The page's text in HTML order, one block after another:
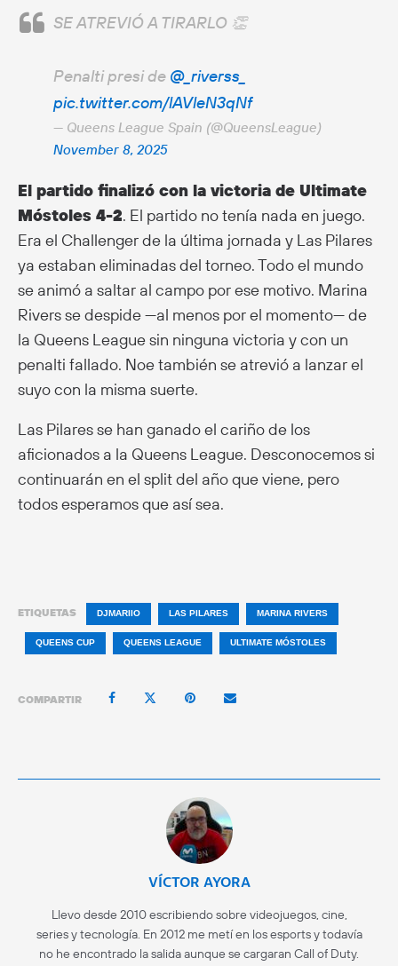
SE ATREVIÓ A TIRARLO 👏
Penalti presi de @_riverss_
pic.twitter.com/lAVleN3qNf
— Queens League Spain (@QueensLeague)
November 8, 2025
El partido finalizó con la victoria de Ultimate
Móstoles 4-2. El partido no tenía nada en juego.
Era el Challenger de la última jornada y Las Pilares
ya estaban eliminadas del torneo. Todo el mundo
se animó a saltar al campo por ese motivo. Marina
Rivers se despide —al menos por el momento— de
la Queens League sin ninguna victoria y con un
penalti fallado. Noe también se atrevió a lanzar el
suyo con la misma suerte.
Las Pilares se han ganado el cariño de los
aficionados a la Queens League. Desconocemos si
continuarán en el split del año que viene, pero
todos esperamos que así sea.
ETIQUETAS DJMARIIO LAS PILARES MARINA RIVERS
QUEENS CUP QUEENS LEAGUE ULTIMATE MÓSTOLES
COMPARTIR
VÍCTOR AYORA
Llevo desde 2010 escribiendo sobre videojuegos, cine,
series y tecnología. En 2012 me metí en los esports y todavía
no he encontrado la salida aunque se cargaran Call of Duty.